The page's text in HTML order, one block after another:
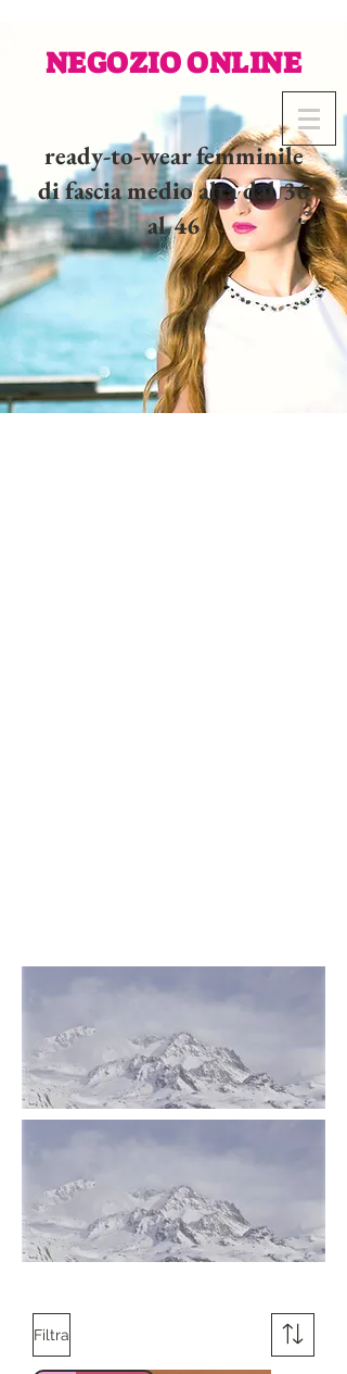
NEGOZIO ONLINE
ready-to-wear femminile
di fascia medio alta dal 36
al 46
Filtra